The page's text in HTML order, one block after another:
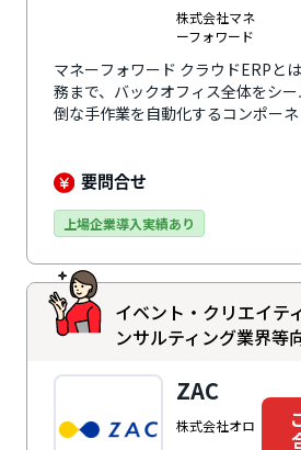
株式会社マネ
ーフォワード
マネーフォワード クラウドERPと
務まで、バックオフィス全体をシ
倒な手作業を自動化するコンポーネ
「財務会計」など1つのサービス
模や用途に合わせて自由にサービ
ができます。銀行口座とデータ連携
スと連携して部署間を超えて社内
要問合せ
上場企業導入実績あり
イベント・クリエイテ
ンサルティング業界等
ZAC
株式会社オロ